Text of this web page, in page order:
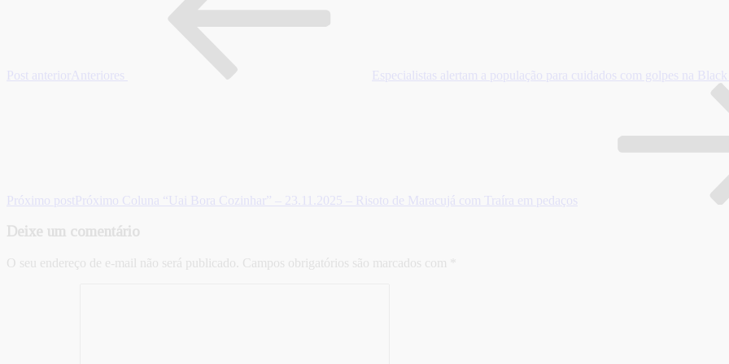
Post anterior Anteriores Especialistas alertam a população para cuidados com golpes na
Próximo post Próximo Coluna “Uai Bora Cozinhar” – 23.11.2025 – Risoto de Maracujá com Traíra em pedaços
Deixe um comentário
O seu endereço de e-mail não será publicado. Campos obrigatórios são marcados com